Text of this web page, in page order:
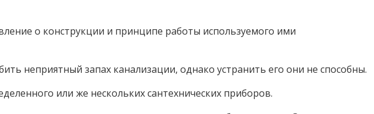
о конструкции и принципе работы используемого ими
неприятный запах канализации, однако устранить его они не способны.
или же нескольких сантехнических приборов.